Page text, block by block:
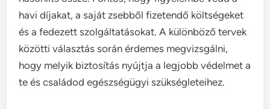
havi díjakat, a saját zsebből fizetendő költségeket
és a fedezett szolgáltatásokat. A különböző tervek
közötti választás során érdemes megvizsgálni,
hogy melyik biztosítás nyújtja a legjobb védelmet a
te és családod egészségügyi szükségleteihez.